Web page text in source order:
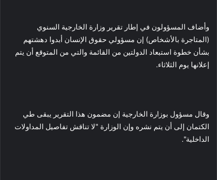
وأضاف المسؤولون في إطار تقرير وزارة الخارجية السنوي
(المتاجرة بالأشخاص) إن مسؤولي حقوق الإنسان أبدوا دهشتهم
بشأن خطوة استبعاد الدولتين من القائمة والتي من المتوقع أن يتم
إعلانها يوم الثلاثاء.
وقال مسؤول بوزارة الخارجية إن مضمون هذا التقرير يبقى طي
الكتمان إلى أن يتم نشره وإن الوزارة "لا تناقش تفاصيل المداولات
الداخلية".